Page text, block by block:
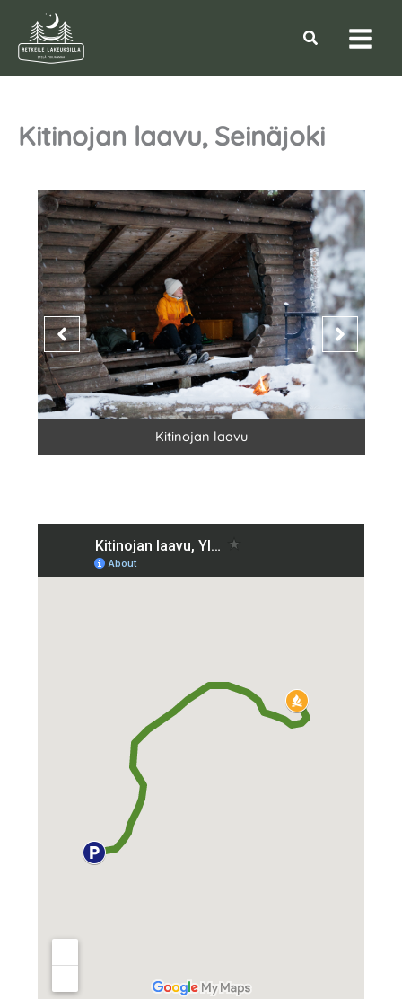
sisältöön
Hae
Kitinojan laavu, Seinäjoki
Kitinojan laavu